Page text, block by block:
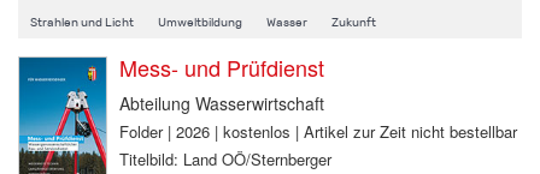
Strahlen und Licht Umweltbildung Wasser Zukunft
Mess- und Prüfdienst
Abteilung Wasserwirtschaft
Folder | 2026 | kostenlos | Artikel zur Zeit nicht bestellbar
Titelbild: Land OÖ/Sternberger